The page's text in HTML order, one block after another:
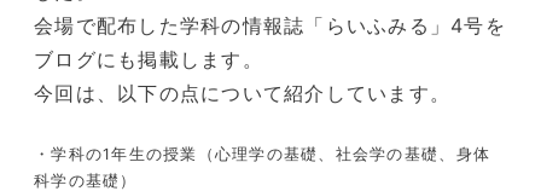
会場で配布した学科の情報誌「らいふみる」4号を
ブログにも掲載します。
今回は、以下の点について紹介しています。
・学科の1年生の授業（心理学の基礎、社会学の基礎、身体
科学の基礎）